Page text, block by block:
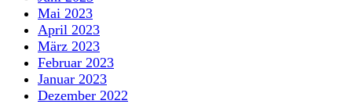
Mai 2023
April 2023
März 2023
Februar 2023
Januar 2023
Dezember 2022